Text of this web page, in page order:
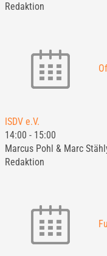
Redaktion
ISDV e.V.
14:00 - 15:00
Marcus Pohl & Marc
Redaktion